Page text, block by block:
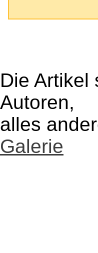
Die Artikel
Autoren,
alles
Galerie